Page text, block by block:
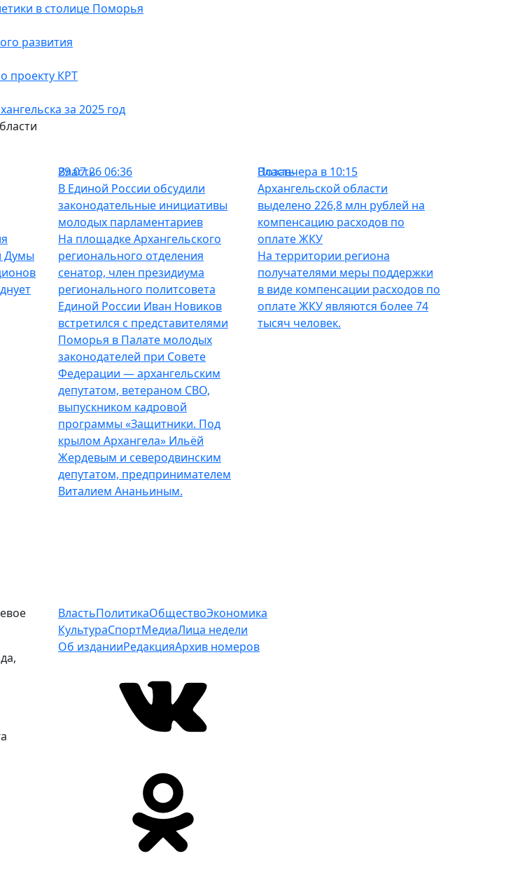
в столице Поморья
развития
проекту КРТ
за 2025 год
Думы
Власть
29.07.26 06:36
В Единой России обсудили
законодательные инициативы
молодых парламентариев
На площадке Архангельского
регионального отделения
сенатор, член президиума
регионального политсовета
Единой России Иван Новиков
встретился с представителями
Поморья в Палате молодых
законодателей при Совете
Федерации — архангельским
депутатом, ветераном СВО,
выпускником кадровой
программы «Защитники. Под
крылом Архангела» Ильёй
Жердевым и северодвинским
депутатом, предпринимателем
Виталием Ананьиным.
Власть
Позавчера в 10:15
Архангельской области
выделено 226,8 млн рублей на
компенсацию расходов по
оплате ЖКУ
На территории региона
получателями меры поддержки
в виде компенсации расходов по
оплате ЖКУ являются более 74
тысяч человек.
ВластьПолитикаОбществоЭкономика
КультураСпортМедиаЛица недели
Об изданииРедакцияАрхив номеров